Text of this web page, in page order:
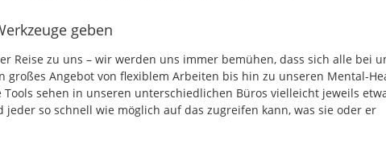
geben
Reise zu uns – wir werden uns immer bemühen, dass sich alle bei
großes Angebot von flexiblem Arbeiten bis hin zu unseren Mental-
sehen in unseren unterschiedlichen Büros vielleicht jeweils
so schnell wie möglich auf das zugreifen kann, was sie oder er